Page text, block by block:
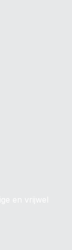
en vrijwel